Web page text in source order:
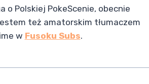
o Polskiej PokeScenie, obecnie
też amatorskim tłumaczem
w Fusoku Subs.